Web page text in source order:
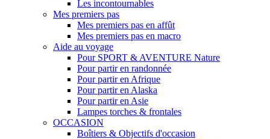
Les incontournables
Mes premiers pas
Mes premiers pas en affût
Mes premiers pas en macro
Aide au voyage
Pour SPORT & AVENTURE Nature
Pour partir en randonnée
Pour partir en Afrique
Pour partir en Alaska
Pour partir en Asie
Lampes torches & frontales
OCCASION
Boîtiers & Objectifs d'occasion